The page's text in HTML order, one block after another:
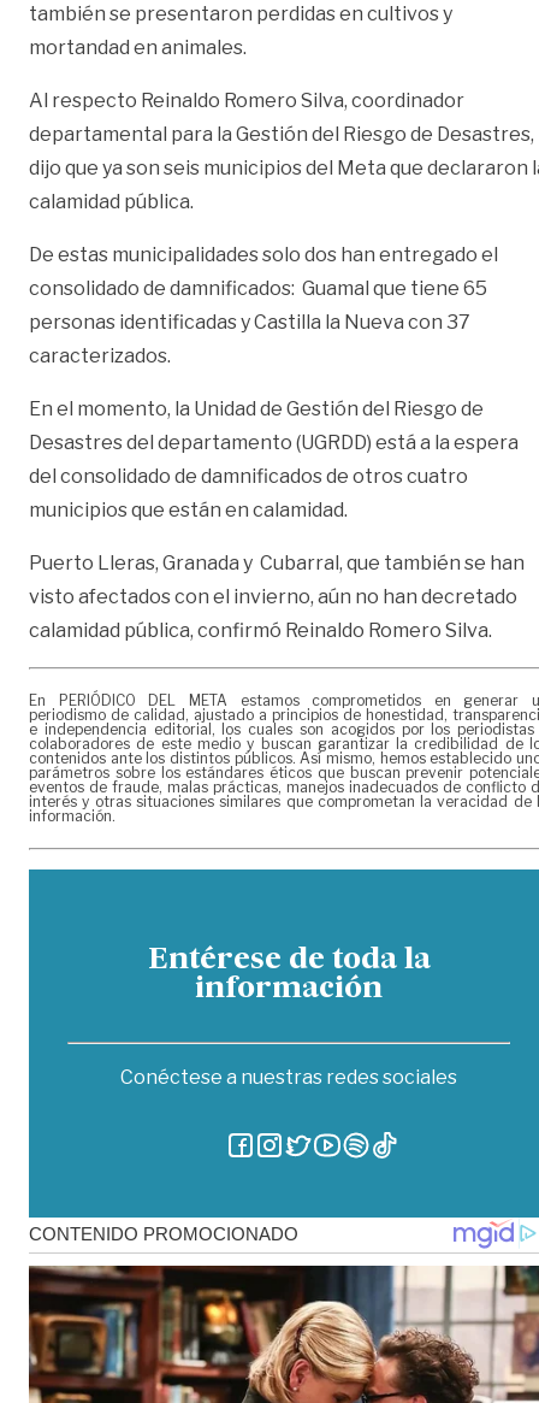
también se presentaron perdidas en cultivos y
mortandad en animales.
Al respecto Reinaldo Romero Silva, coordinador
departamental para la Gestión del Riesgo de Desastres,
dijo que ya son seis municipios del Meta que declararon
calamidad pública.
De estas municipalidades solo dos han entregado el
consolidado de damnificados: Guamal que tiene 65
personas identificadas y Castilla la Nueva con 37
caracterizados.
En el momento, la Unidad de Gestión del Riesgo de
Desastres del departamento (UGRDD) está a la espera
del consolidado de damnificados de otros cuatro
municipios que están en calamidad.
Puerto Lleras, Granada y Cubarral, que también se han
visto afectados con el invierno, aún no han decretado
calamidad pública, confirmó Reinaldo Romero Silva.
En PERIÓDICO DEL META estamos comprometidos en generar
periodismo de calidad, ajustado a principios de honestidad,
e independencia editorial, los cuales son acogidos por los periodistas
colaboradores de este medio y buscan garantizar la credibilidad de
contenidos ante los distintos públicos. Así mismo, hemos establecido
parámetros sobre los estándares éticos que buscan prevenir
eventos de fraude, malas prácticas, manejos inadecuados de conflicto
interés y otras situaciones similares que comprometan la veracidad de
información.
Entérese de toda la
información
Conéctese a nuestras redes sociales